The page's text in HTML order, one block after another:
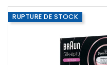
RUPTURE DE STOCK